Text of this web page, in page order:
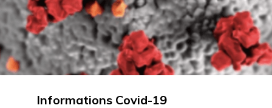
Informations Covid-19